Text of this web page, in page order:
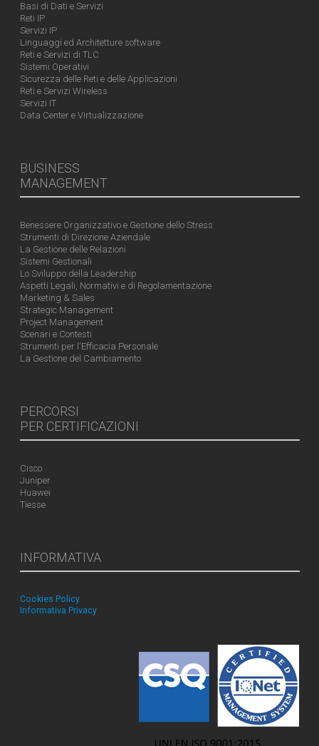
Basi di Dati e Servizi
Reti IP
Servizi IP
Linguaggi ed Architetture software
Reti e Servizi di TLC
Sistemi Operativi
Sicurezza delle Reti e delle Applicazioni
Reti e Servizi Wireless
Servizi IT
Data Center e Virtualizzazione
BUSINESS
MANAGEMENT
Benessere Organizzativo e Gestione dello Stress
Strumenti di Direzione Aziendale
La Gestione delle Relazioni
Sistemi Gestionali
Lo Sviluppo della Leadership
Aspetti Legali, Normativi e di Regolamentazione
Marketing & Sales
Strategic Management
Project Management
Scenari e Contesti
Strumenti per l'Efficacia Personale
La Gestione del Cambiamento
PERCORSI
PER CERTIFICAZIONI
Cisco
Juniper
Huawei
Tiesse
INFORMATIVA
Cookies Policy
Informativa Privacy